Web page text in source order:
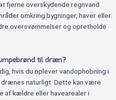
fjerne overskydende regnvand
omkring bygninger, haver eller
oversvømmelser og opretholde
til dræn?
hvis du oplever vandophobning i
drænes naturligt. Dette kan være
af kældre eller havearealer i